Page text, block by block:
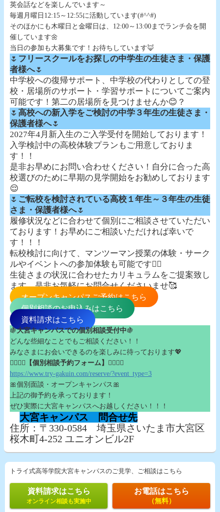
英会話などを楽しんでいます～
毎週月曜日12:15～12:55に活動しています(#^^#)
そのほかにも木曜日と金曜日は、12:00～13:00までランチ会を開
催しています🌼
当日の参加も大募集です！お待ちしています🦊
🌷 フリースクールをお探しの中学生の生徒さま・保護
者様へ🌷
中学校への復帰サポート、中学校の代わりとしての登
校・居場所のサポート・学習サポートについてご案内
可能です！第二の居場所を見つけませんか😊？
🌷 高校への新入学をご検討の中学３年生の生徒さま・
保護者様へ🌷
2027年4月新入生のご入学受付を開始しております！
入学検討中の高校体験プランもご用意しておりま
す！！
是非お早めにお問い合わせください！自分に合った高
校選びのために早期の見学開始をお勧めしております
😌
🌷 ご転校を検討されている高校１年生～３年生の生徒
さま・保護者様へ🌷
履修状況などに合わせて個別にご相談させていただい
ております！お早めにご相談いただければ幸いで
す！！！
転校検討に向けて、マンツーマン授業の体験・サーク
ルやイベントへの参加体験も可能です👌🏻
生徒さまの状況に合わせたカリキュラムをご提案致し
ます。是非お気軽にお問合せくださいませ🥰
オープンキャンパスご予約はこちら
個別相談のお申込みはこちら
資料請求はこちら
🍇大宮キャンパスでの個別相談受付中🍇
どんな些細なことでもご相談ください！！
みなさまにお会いできるのを楽しみに待っております💖
👇🏻👇🏻 【個別相談予約フォーム】
👇🏻👇🏻
https://www.try-gakuin.com/reserve/?event_type=3
🎀個別面談・オープンキャンパス🎀
上記の御予約を承っております！
ぜひ実際に大宮キャンパスへお越しください！！！
大宮キャンパス 問合せ先
住所：〒330-0584 埼玉県さいたま市大宮区
桜木町4-252 ユニオンビル2F
トライ式高等学院大宮キャンパスのご見学、ご相談はこちら
資料請求はこちら
オンライン相談も実施中
お電話はこちら
（無料）